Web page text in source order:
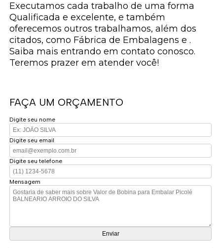
Executamos cada trabalho de uma forma
Qualificada e excelente, e também
oferecemos outros trabalhamos, além dos
citados, como Fábrica de Embalagens e .
Saiba mais entrando em contato conosco.
Teremos prazer em atender você!
FAÇA UM ORÇAMENTO
Digite seu nome
Digite seu email
Digite seu telefone
Mensagem